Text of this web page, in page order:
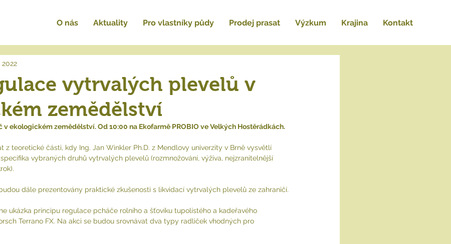
O nás Aktuality Pro vlastníky půdy Prodej prasat Výzkum Krajina Kontakt
vytrvalých plevelů v
zemědělství
2022
v ekologickém zemědělství. Od 10:00 na Ekofarmě PROBIO ve Velkých Hostěrádkách.
z teoretické části, kdy Ing. Jan Winkler Ph.D. z Mendlovy univerzity v Brně vysvětlí
vybraných druhů vytrvalých plevelů (rozmnožování, výživa, nejzranitelnější
dále prezentovány praktické zkušenosti s likvidací vytrvalých plevelů ze zahraničí.
ukázka principu regulace pcháče rolního a šťovíku tupolistého a kadeřavého
Terrano FX. Na akci se budou srovnávat dva typy radliček vhodných pro